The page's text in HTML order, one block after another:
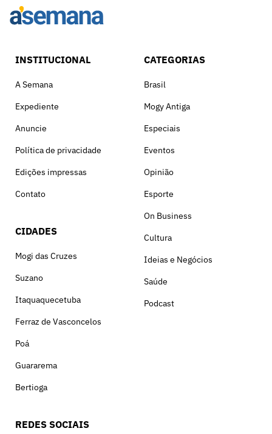
INSTITUCIONAL
A Semana
Expediente
Anuncie
Política de privacidade
Edições impressas
Contato
CIDADES
Mogi das Cruzes
Suzano
Itaquaquecetuba
Ferraz de Vasconcelos
Poá
Guararema
Bertioga
CATEGORIAS
Brasil
Mogy Antiga
Especiais
Eventos
Opinião
Esporte
On Business
Cultura
Ideias e Negócios
Saúde
Podcast
REDES SOCIAIS